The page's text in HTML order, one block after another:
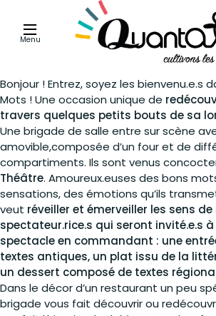
Menu
Bonjour ! Entrez, soyez les bienvenu.e.s
Mots ! Une occasion unique de
travers quelques petits bouts de sa
Une brigade de salle entre sur scène
amovible,composée d’un four et de
compartiments. Ils sont venus
Théâtre. Amoureux.euses des bons
sensations, des émotions qu’ils
veut réveiller et émerveiller les sens de
spectateur.rice.s qui seront invité.e.s
spectacle en commandant : une
textes antiques, un plat issu de la
un dessert composé de textes
Dans le décor d’un restaurant un peu
brigade vous fait découvrir ou